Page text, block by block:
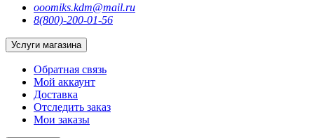
ooomiks.kdm@mail.ru
8(800)-200-01-56
Услуги магазина
Обратная связь
Мой аккаунт
Доставка
Отследить заказ
Мои заказы